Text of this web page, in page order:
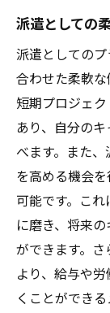
技術
福岡県
築法
キャ
プラ
福岡
働き
長期
地域
プラン
アップ
派遣としての
派遣としての
合わせた柔軟な
短期プロジェ
あり、自分の
べます。また
を高める機会
可能です。こ
に磨き、将来
ができます。
より、給与や
くことができる